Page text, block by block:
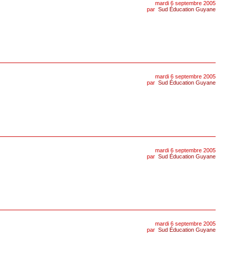
mardi 6 septembre 2005
par Sud Éducation Guyane
mardi 6 septembre 2005
par Sud Éducation Guyane
mardi 6 septembre 2005
par Sud Éducation Guyane
mardi 6 septembre 2005
par Sud Éducation Guyane